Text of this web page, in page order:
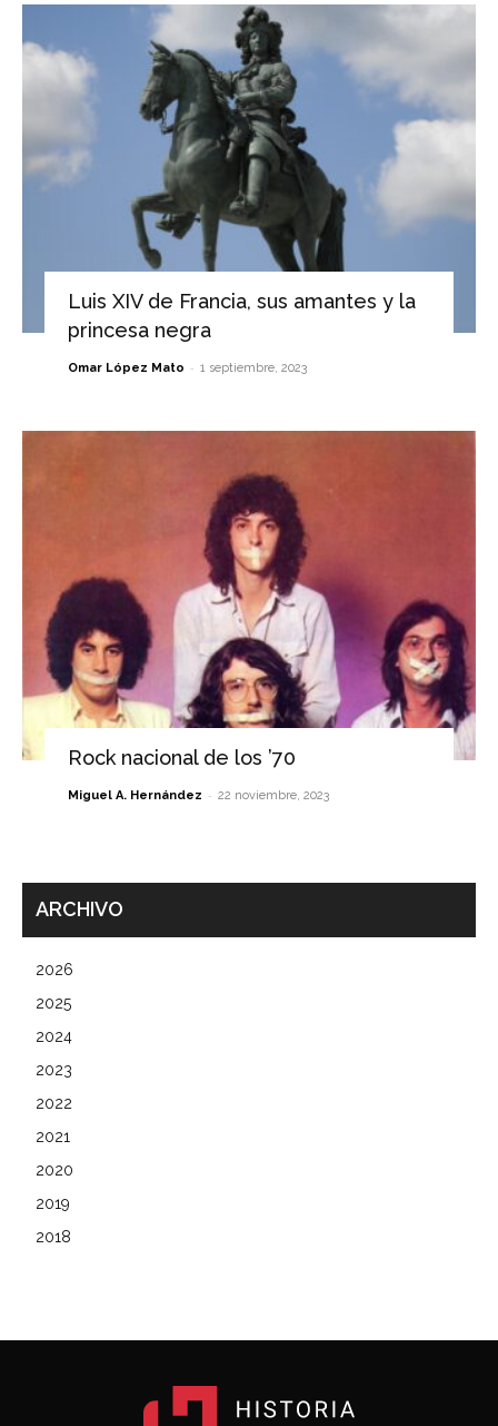
Luis XIV de Francia, sus amantes y la
princesa negra
Omar López Mato - 1 septiembre, 2023
Rock nacional de los ’70
Miguel A. Hernández - 22 noviembre, 2023
ARCHIVO
2026
2025
2024
2023
2022
2021
2020
2019
2018